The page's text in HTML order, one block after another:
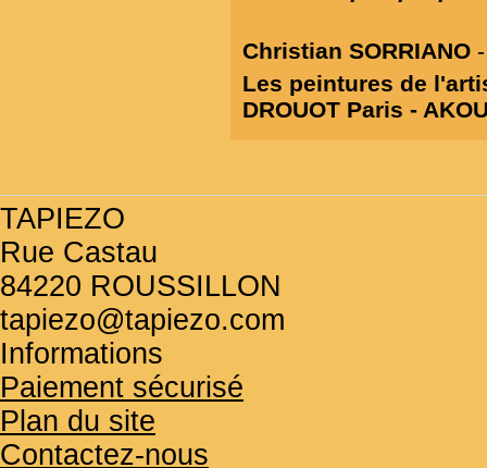
Christian SORRIANO
Les peintures de
DROUOT Paris -
TAPIEZO
Rue Castau
84220 ROUSSILLON
tapiezo@tapiezo.com
Informations
Paiement sécurisé
Plan du site
Contactez-nous